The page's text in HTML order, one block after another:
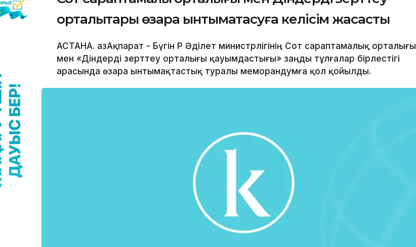
орталықтары өзара ынтымақтасуға келісім жасасты
АСТАНА. ҚазАқпарат - Бүгін ҚР Әділет министрлігінің Сот сараптамалық орталығы
мен «Діндерді зерттеу орталығы қауымдастығы» заңды тұлғалар бірлестігі
арасында өзара ынтымақтастық туралы меморандумға қол қойылды.